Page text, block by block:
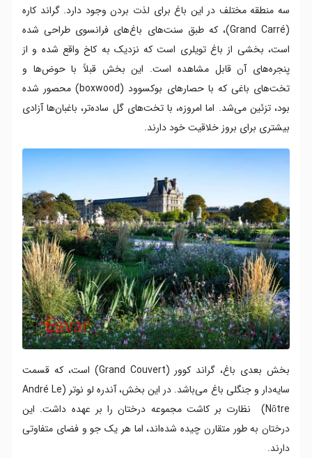
سه منطقه مختلف در این باغ برای لذت بردن وجود دارد. گراند کاره
(Grand Carré)، که طبق سنت‌های باغ‌های فرانسوی طراحی شده
است، بخشی از باغ تویلری است که نزدیک به کاخ واقع شده و از
پنجره‌های آن قابل مشاهده است. این بخش قبلاً با حوض‌ها و
تخت‌های باغی که با حصارهای بوکسوود (boxwood) محصور شده
بود، تزئین می‌شد. اما امروزه، با تخت‌های گل ساده‌تر، باغبان‌ها آزادی
بیشتری برای بروز خلاقیت خود دارند.
بخش بعدی باغ، گراند کوور (Grand Couvert) است، که قسمت
سایه‌دار و جنگلی باغ می‌باشد. در این بخش، آندره لو نوتر (André Le
Nôtre) نظارت بر کاشت مجموعه درختان را بر عهده داشت. این
درختان به طور متقارن چیده شده‌اند، اما هر یک جو و فضای متفاوتی
دارند.